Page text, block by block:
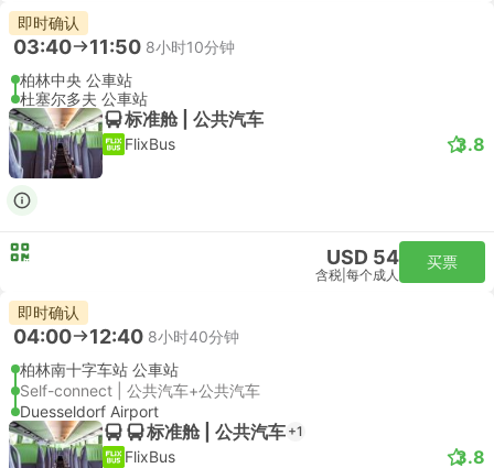
即时确认
03:40 11:50 8小时10分钟
柏林中央 公車站
杜塞尔多夫 公車站
标准舱 | 公共汽车
FlixBus 3.8
USD 54
含税 每个成人
买票
即时确认
04:00 12:40 8小时40分钟
柏林南十字车站 公車站
Self-connect | 公共汽车+公共汽车
Duesseldorf Airport
标准舱 | 公共汽车 +1
FlixBus 3.8